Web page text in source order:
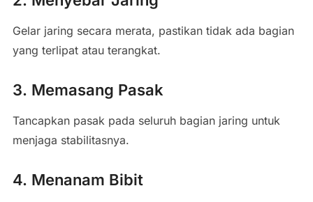
Gelar jaring secara merata, pastikan tidak ada bagian
yang terlipat atau terangkat.
3. Memasang Pasak
Tancapkan pasak pada seluruh bagian jaring untuk
menjaga stabilitasnya.
4. Menanam Bibit